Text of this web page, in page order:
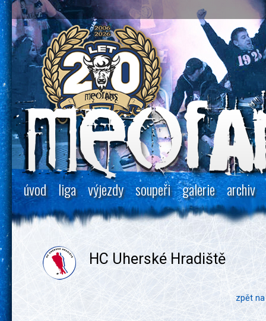
úvod liga výjezdy soupeři galerie archiv
HC Uherské Hradiště
zpět